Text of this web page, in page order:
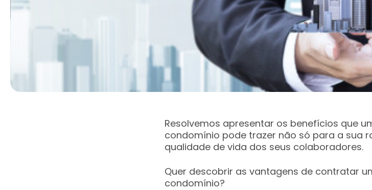
Resolvemos apresentar os benefícios que
condomínio pode trazer não só para a sua
qualidade de vida dos seus colaboradores.
Quer descobrir as vantagens de contratar
condomínio?